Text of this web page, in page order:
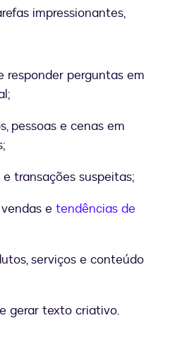
impressionantes,
responder perguntas em
pessoas e cenas em
transações suspeitas;
etendências de
serviços e conteúdo
gerar texto criativo.